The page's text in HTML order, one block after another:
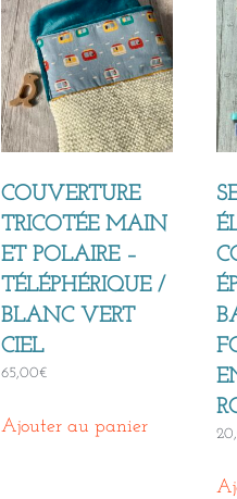
COUVERTURE
TRICOTÉE MAIN
ET POLAIRE –
TÉLÉPHÉRIQUE /
BLANC VERT
CIEL
65,00€
Ajouter au panier